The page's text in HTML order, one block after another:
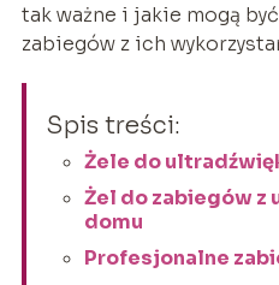
tak ważne i jakie mogą
zabiegów z ich
Spis treści:
Żele do
Żel do zabiegów z
domu
Profesjonalne